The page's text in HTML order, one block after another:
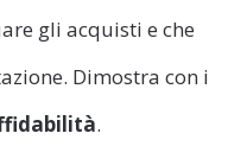
gli acquisti e che
Dimostra con i
.